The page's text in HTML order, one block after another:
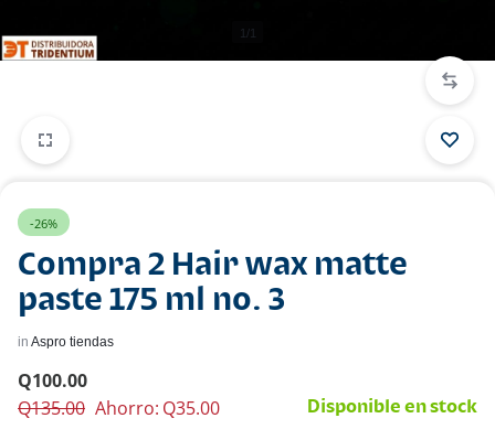
1/1
-26%
Compra 2 Hair wax matte
paste 175 ml no. 3
in Aspro tiendas
Q100.00
Q135.00 Ahorro: Q35.00 Disponible en stock